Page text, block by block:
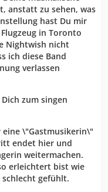
anstatt zu sehen, was
hast Du mir
in Toronto
Nightwish nicht
ich diese Band
verlassen
zum singen
eine \"Gastmusikerin\"
endet hier und
weitermachen.
erleichtert bist wie
schlecht gefühlt.